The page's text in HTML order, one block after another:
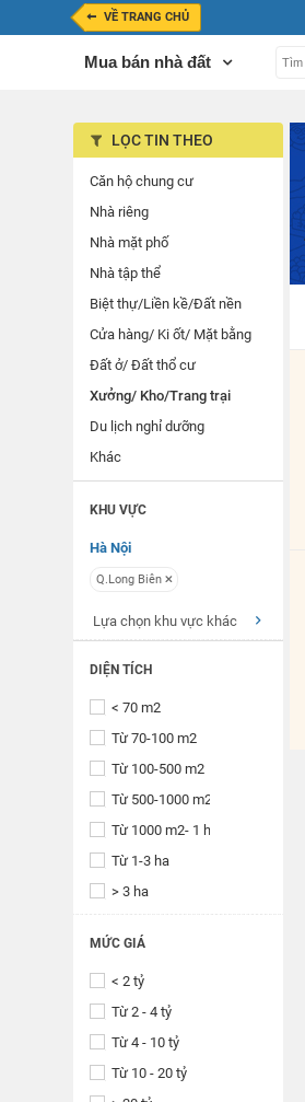
VỀ TRANG CHỦ
Mua bán nhà đất
LỌC TIN THEO
Căn hộ chung cư
Nhà riêng
Nhà mặt phố
Nhà tập thể
Biệt thự/Liền kề/Đất nền
Cửa hàng/ Ki ốt/ Mặt bằng
Đất ở/ Đất thổ cư
Xưởng/ Kho/Trang trại
Du lịch nghỉ dưỡng
Khác
KHU VỰC
Hà Nội
Q.Long Biên
Lựa chọn khu vực khác
DIỆN TÍCH
< 70 m2
Từ 70-100 m2
Từ 100-500 m2
Từ 500-1000 m2
Từ 1000 m2- 1 ha
Từ 1-3 ha
> 3 ha
MỨC GIÁ
< 2 tỷ
Từ 2 - 4 tỷ
Từ 4 - 10 tỷ
Từ 10 - 20 tỷ